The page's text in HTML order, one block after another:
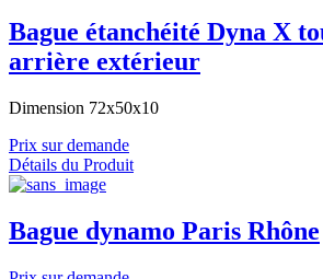
Bague étanchéité Dyna X
arrière extérieur
Dimension 72x50x10
Prix sur demande
Détails du Produit
Bague dynamo Paris Rhône